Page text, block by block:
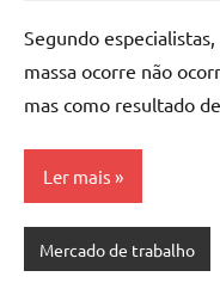
Segundo
massa ocorre não
mas como resultado
Ler mais
Mercado de trabalho